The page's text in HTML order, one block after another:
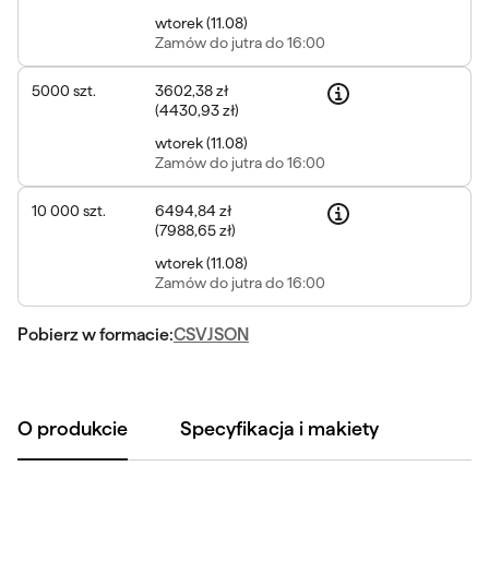
wtorek(11.08)
Zamówdo jutra do 16:00
5000 szt.
3602,38 zł
(4430,93 zł)
wtorek(11.08)
Zamówdo jutra do 16:00
10 000 szt.
6494,84 zł
(7988,65 zł)
wtorek(11.08)
Zamówdo jutra do 16:00
Pobierz w formacie:CSVJSON
O produkcie Specyfikacja i makiety